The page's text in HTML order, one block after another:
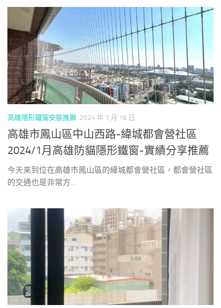
高雄隱形鐵窗安裝推薦 2024 年 1 月 16 日
高雄市鳳山區中山西路-緯城都會營社區
2024/1月高雄防貓隱形鐵窗-實績分享推薦
今天來到位在高雄市鳳山區的緯城都會營社區，都會營社區
的交通也是非常方...